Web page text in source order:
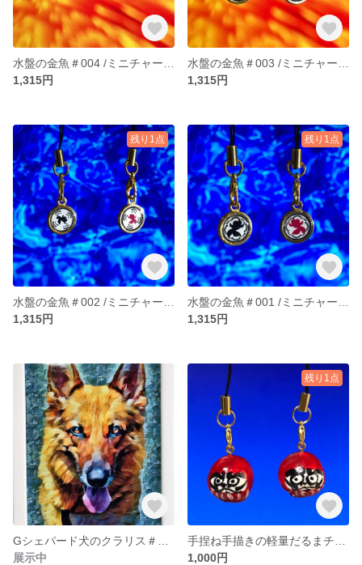
1,315円
1,315円
残り1点
1,315円
残り1点
1,315円
展示中
残り1点
1,000円